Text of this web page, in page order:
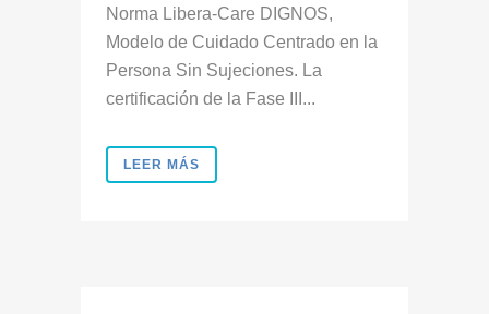
Norma Libera-Care DIGNOS,
Modelo de Cuidado Centrado en la
Persona Sin Sujeciones. La
certificación de la Fase III...
LEER MÁS